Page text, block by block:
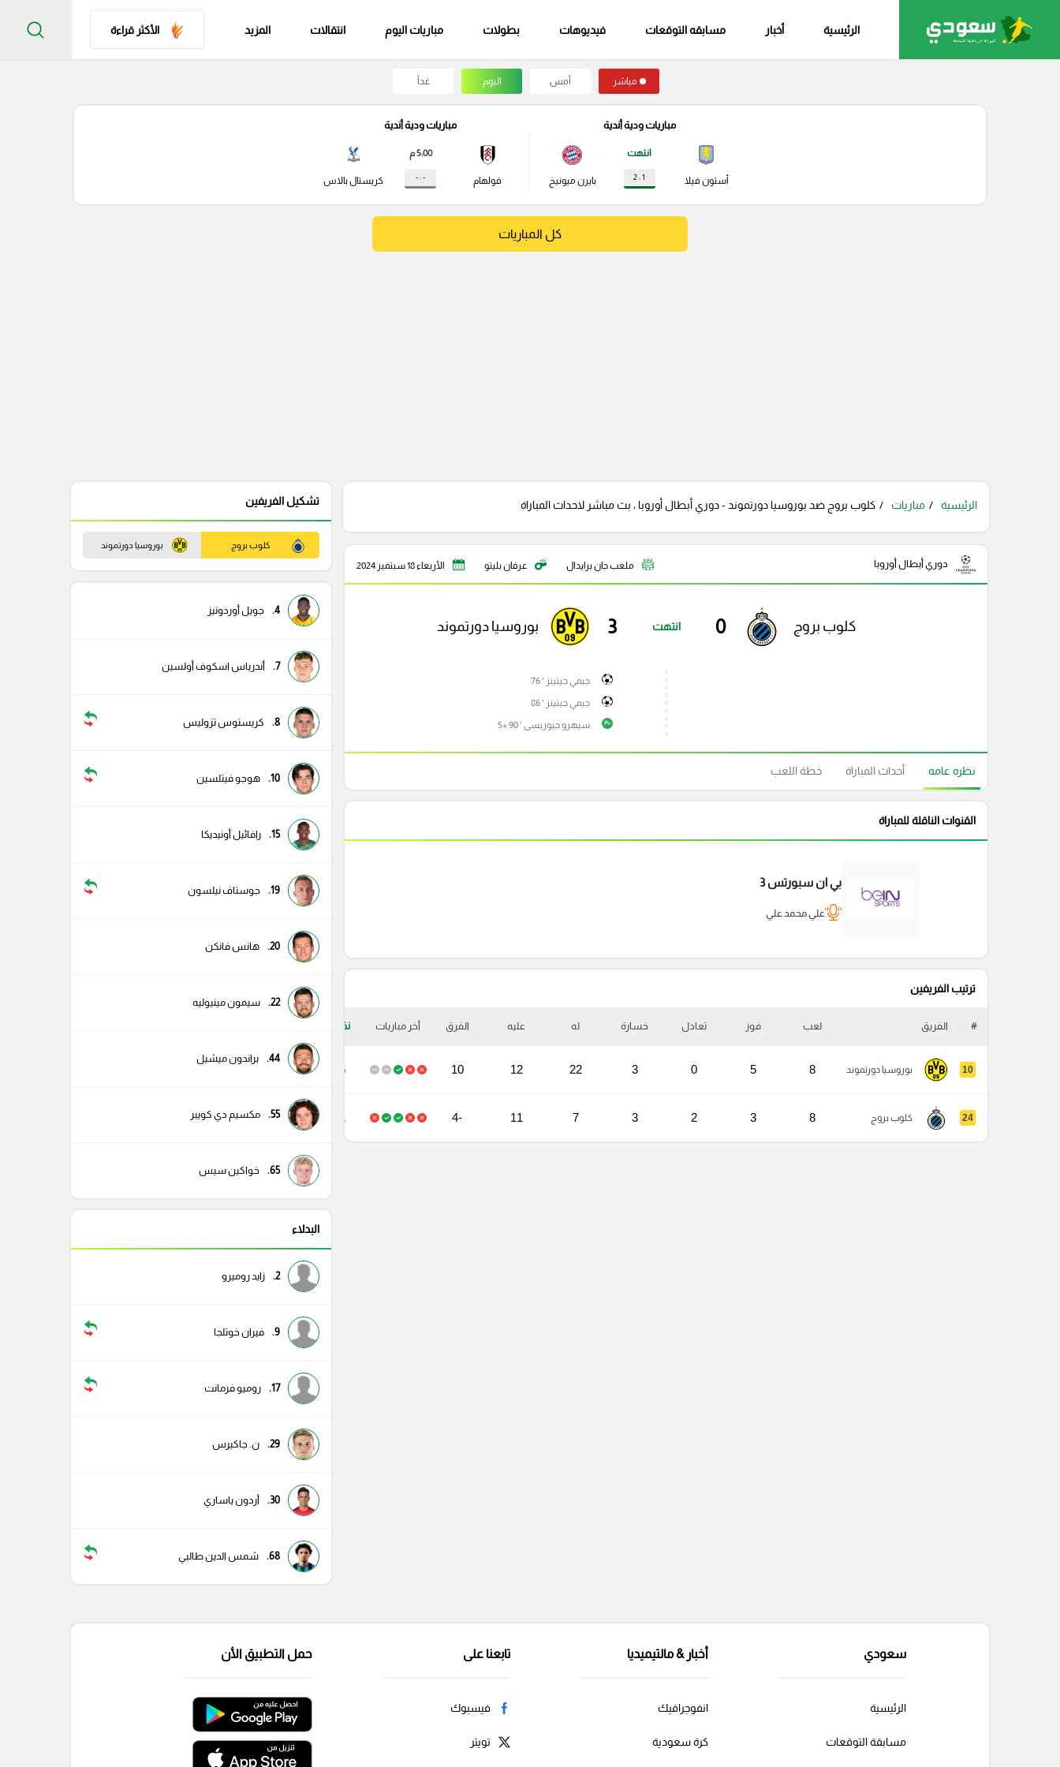
الرئيسية أخبار مسابقه التوقعات فيديوهات بطولات مباريات اليوم انتقالات المزيد الأكثر قراءة
مباشر أمس اليوم غداً
مباريات ودية أندية
أستون فيلا
انتهت
1 : 2 بايرن ميونيخ
مباريات ودية أندية
فولهام
5:00 م
- : - كريستال بالاس
كل المباريات
الرئيسية مباريات كلوب بروج ضد بوروسيا دورتموند - دوري أبطال أوروبا ، بث مباشر لاحداث المباراة
دوري أبطال أوروبا ملعب جان برايدال عرفان بليتو الأربعاء 18 سبتمبر 2024
كلوب بروج 0 انتهت 3 بوروسيا دورتموند
جيمي جيتينز ' 76
جيمي جيتينز ' 86
P سيهرو جيوريسى ' 90 +5
نظره عامه أحداث المباراة خطة اللعب
القنوات الناقلة للمباراة
بي ان سبورتس 3
علي محمد علي
ترتيب الفريفين
# الفريق لعب فوز تعادل خسارة له عليه الفرق أخر مباريات نقاط
10 بوروسيا دورتموند 8
5
0
3
22
12
10
15
24 كلوب بروج 8
3
2
3
7
11
-4
11
تشكيل الفريفين
كلوب بروج بوروسيا دورتموند
4. جويل أوردونيز
7. أندرياس اسكوف أولسين
8. كريستوس تزوليس
10. هوجو فيتلسين
15. رافائيل أونيديكا
19. جوستاف نيلسون
20. هانس فانكن
22. سيمون مينيوليه
44. براندون ميشيل
55. مكسيم دي كويبر
65. خواكين سيس
البدلاء
2. زايد روميرو
9. فيران خوتلجا
17. روميو فرمانت
29. ن. جاكيرس
30. أردون ياساري
68. شمس الدين طالبي
سعودي
الرئيسية
مسابقة التوقعات
أخبار & مالتيميديا
انفوجرافيك
كرة سعودية
تابعنا على
فيسبوك
تويتر
حمل التطبيق الأن